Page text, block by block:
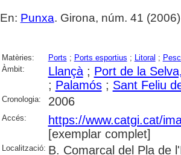
En: Punxa. Girona, núm. 41
Matèries: Ports ; Ports esportius ; Litoral ;
Àmbit:
Llançà; Port de la
; Palamós; Sant Feliu
Cronologia: 2006
Accés:
https://www.catgi.cat/
[exemplar complet]
Localització: B. Comarcal del Pla de